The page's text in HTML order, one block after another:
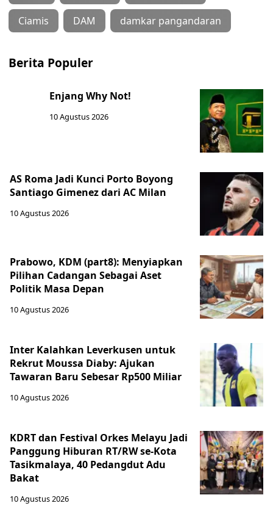
Ciamis DAM damkar pangandaran
Berita Populer
Enjang Why Not!
10 Agustus 2026
AS Roma Jadi Kunci Porto Boyong
Santiago Gimenez dari AC Milan
10 Agustus 2026
Prabowo, KDM (part8): Menyiapkan
Pilihan Cadangan Sebagai Aset
Politik Masa Depan
10 Agustus 2026
Inter Kalahkan Leverkusen untuk
Rekrut Moussa Diaby: Ajukan
Tawaran Baru Sebesar Rp500 Miliar
10 Agustus 2026
KDRT dan Festival Orkes Melayu Jadi
Panggung Hiburan RT/RW se-Kota
Tasikmalaya, 40 Pedangdut Adu
Bakat
10 Agustus 2026